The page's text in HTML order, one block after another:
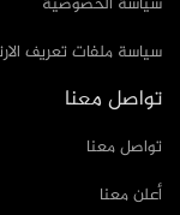
سياسة ملفات تعريف
تواصل معنا
تواصل معنا
أعلن معنا